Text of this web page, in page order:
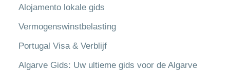
Alojamento lokale gids
Vermogenswinstbelasting
Portugal Visa & Verblijf
Algarve Gids: Uw ultieme gids voor de Algarve